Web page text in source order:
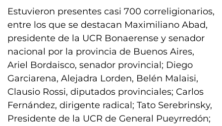
Estuvieron presentes casi 700 correligionarios,
entre los que se destacan Maximiliano Abad,
presidente de la UCR Bonaerense y senador
nacional por la provincia de Buenos Aires,
Ariel Bordaisco, senador provincial; Diego
Garciarena, Alejadra Lorden, Belén Malaisi,
Clausio Rossi, diputados provinciales; Carlos
Fernández, dirigente radical; Tato Serebrinsky,
Presidente de la UCR de General Pueyrredón;